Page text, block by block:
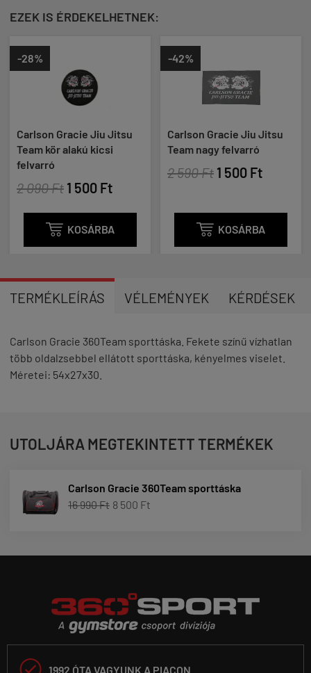
EZEK IS ÉRDEKELHETNEK:
-28%
Carlson Gracie Jiu Jitsu
Team kör alakú kicsi
felvarró
2 090 Ft 1 500 Ft
 KOSÁRBA
-42%
Carlson Gracie Jiu Jitsu
Team nagy felvarró
2 590 Ft 1 500 Ft
 KOSÁRBA
TERMÉKLEÍRÁS VÉLEMÉNYEK KÉRDÉSEK
Carlson Gracie 360Team sporttáska. Fekete színű vízhatlan
több oldalzsebbel ellátott sporttáska, kényelmes viselet.
Méretei: 54x27x30.
UTOLJÁRA MEGTEKINTETT TERMÉKEK
Carlson Gracie 360Team sporttáska
16 990 Ft 8 500 Ft
1992 ÓTA VAGYUNK A PIACON